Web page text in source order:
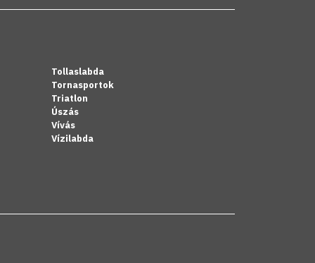
Tollaslabda
Tornasportok
Triatlon
Úszás
Vívás
Vízilabda